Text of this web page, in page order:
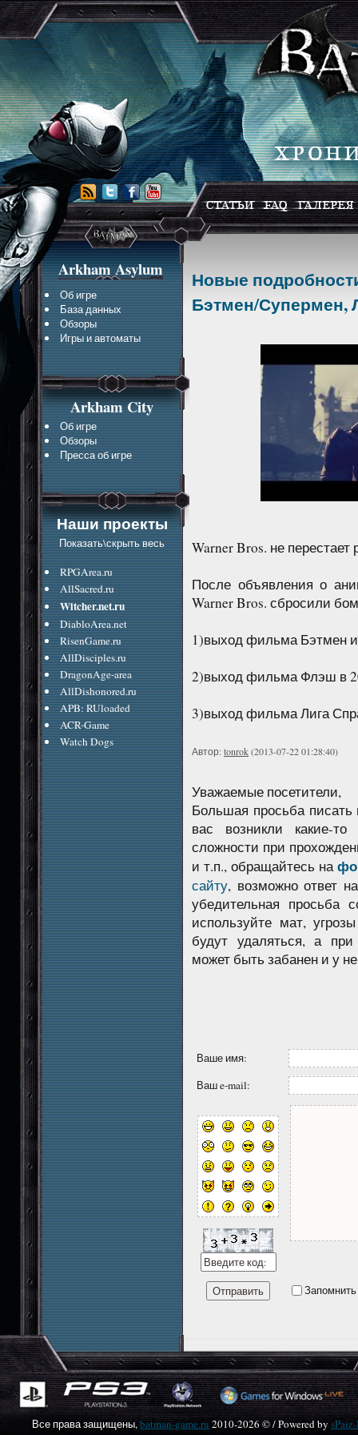
Arkham Asylum
Об игре
База данных
Обзоры
Игры и автоматы
Arkham City
Об игре
Обзоры
Пресса об игре
Наши проекты
Показать\скрыть весь
RPGArea.ru
AllSacred.ru
Witcher.net.ru
DiabloArea.net
RisenGame.ru
AllDisciples.ru
DragonAge-area
AllDishonored.ru
APB: RUloaded
ACR-Game
Watch Dogs
Новые
Бэтмен/Супермен,
Warner Bros. не
После объявления о
Warner Bros. сбросили
1)выход фильма Бэтмен
2)выход фильма Флэш в
3)выход фильма Лига
Автор:tonrok(2013-07-22 01:28:40)
Уважаемые посетители,
Большая просьба
вас возникли какие-
сложности при
и т.п., обращайтесь на
сайту, возможно ответ
убедительная просьба
используйте мат,
будут удаляться, а
может быть забанен и у
Ваше имя:
Ваш e-mail:
Запомнить
Все права защищены,batman-game.ru 2010-2026 © / Powered by